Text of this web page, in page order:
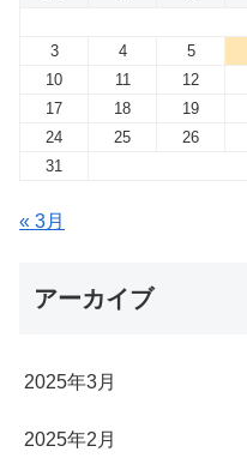
3
4 5
10
11 12
17
18 19
24
25 26
31
« 3月
アーカイブ
2025年3月
2025年2月